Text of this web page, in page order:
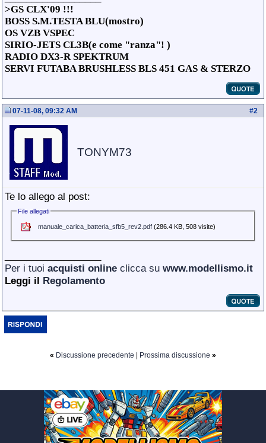
>GS CLX'09 !!!
BOSS S.M.TESTA BLU(mostro)
OS VZB VSPEC
SIRIO-JETS CL3B(e come "ranza"! )
RADIO DX3-R SPEKTRUM
SERVI FUTABA BRUSHLESS BLS 451 GAS & STERZO
#2
07-11-08, 09:32 AM
TONYM73
Te lo allego al post:
File allegati
manuale_carica_batteria_sfb5_rev2.pdf (286.4 KB, 508 visite)
Per i tuoi acquisti online clicca su www.modellismo.it
Leggi il Regolamento
« Discussione precedente Prossima discussione »